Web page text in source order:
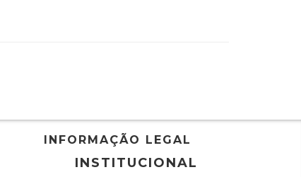
INFORMAÇÃO LEGAL
INSTITUCIONAL